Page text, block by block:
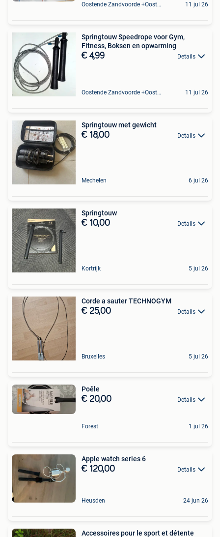
Oostende Zandvoorde +Oostende 11 jul 26
Springtouw Speedrope voor Gym,
Fitness, Boksen en opwarming
€ 4,99 Details
Oostende Zandvoorde +Oostende 11 jul 26
Springtouw met gewicht
€ 18,00 Details
Mechelen 6 jul 26
Springtouw
€ 10,00 Details
Kortrijk 5 jul 26
Corde a sauter TECHNOGYM
€ 25,00 Details
Bruxelles 5 jul 26
Poêle
€ 20,00 Details
Forest 1 jul 26
Apple watch series 6
€ 120,00 Details
Heusden 24 jun 26
Accessoires pour le sport et détente